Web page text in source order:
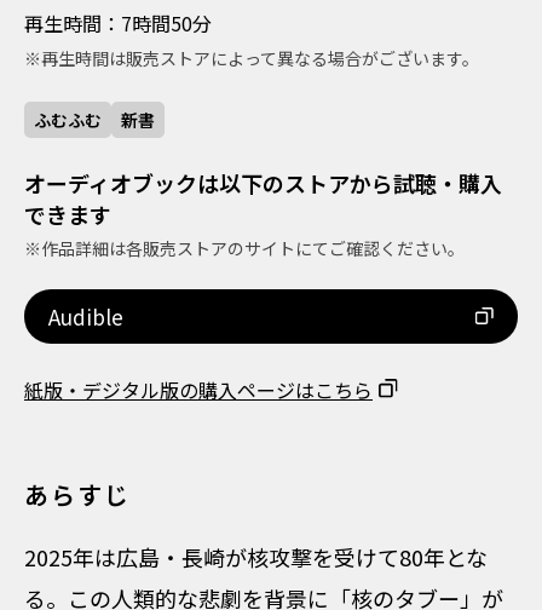
さいせいじかん 7時間50分
再生時間：7時間50分
※再生時間は販売ストアによって異なる場合がございます。
ふむふむ 新書
オーディオブックは以下のストアから試聴・購入
できます
※作品詳細は各販売ストアのサイトにてご確認ください。
Audible
紙版・デジタル版の購入ページはこちら
あらすじ
2025年は広島・長崎が核攻撃を受けて80年とな
る。この人類的な悲劇を背景に「核のタブー」が